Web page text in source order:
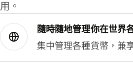
用。
隨時隨地管理你在世界
集中管理各種貨幣，兼